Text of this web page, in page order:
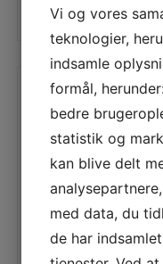
LÆS MERE
Vi og vores
teknologier,
indsamle
formål,
bedre
statistik og
kan blive delt
med data, du
de har